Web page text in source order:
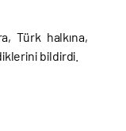
Türk halkına,
bildirdi.